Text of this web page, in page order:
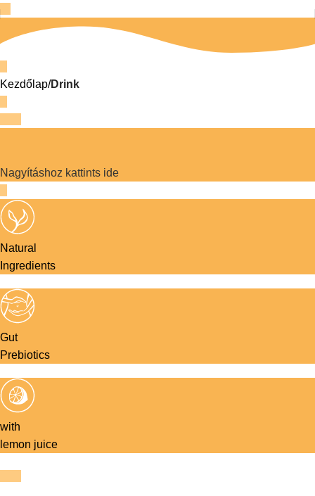
Kezdőlap Drink
Nagyításhoz kattints ide
Natural
Ingredients
Gut
Prebiotics
with
lemon juice